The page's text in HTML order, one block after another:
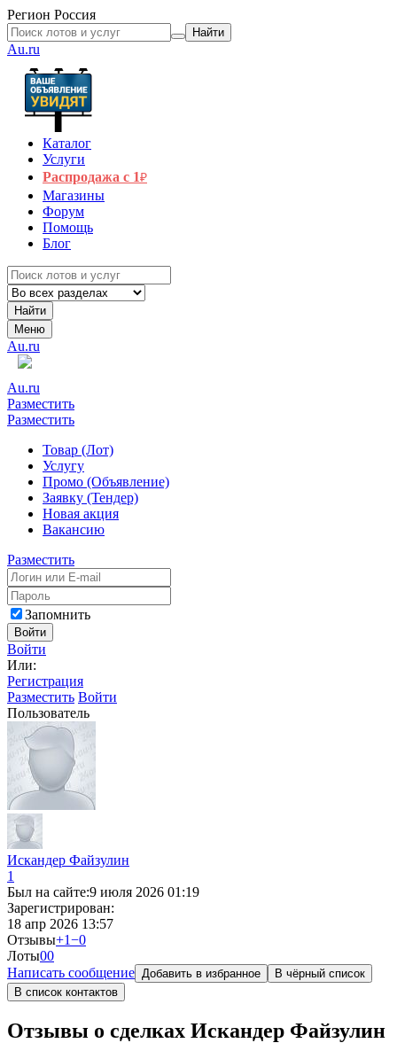
Регион Россия
Найти
Au.ru
Каталог
Услуги
Распродажа с 1₽
Магазины
Форум
Помощь
Блог
Найти
Меню
Au.ru
Au.ru
Разместить
Разместить
Товар (Лот)
Услугу
Промо (Объявление)
Заявку (Тендер)
Новая акция
Вакансию
Разместить
Запомнить
Войти
Войти
Или:
Регистрация
Разместить Войти
Пользователь
Искандер Файзулин
1
Был на сайте:9 июля 2026 01:19
Зарегистрирован:
18 апр 2026 13:57
Отзывы+1−0
Лоты00
Написать сообщение Добавить в избранное
В чёрный список
В список контактов
Отзывы о сделках Искандер Файзулин